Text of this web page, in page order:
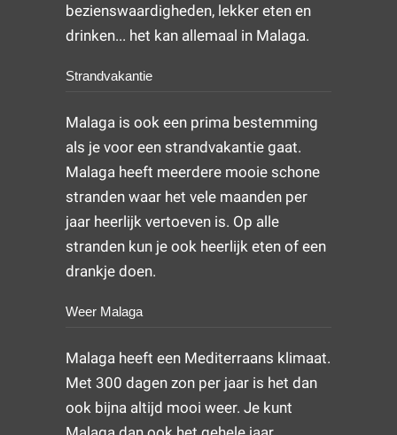
bezienswaardigheden, lekker eten en
drinken... het kan allemaal in Malaga.
Strandvakantie
Malaga is ook een prima bestemming
als je voor een strandvakantie gaat.
Malaga heeft meerdere mooie schone
stranden waar het vele maanden per
jaar heerlijk vertoeven is. Op alle
stranden kun je ook heerlijk eten of een
drankje doen.
Weer Malaga
Malaga heeft een Mediterraans klimaat.
Met 300 dagen zon per jaar is het dan
ook bijna altijd mooi weer. Je kunt